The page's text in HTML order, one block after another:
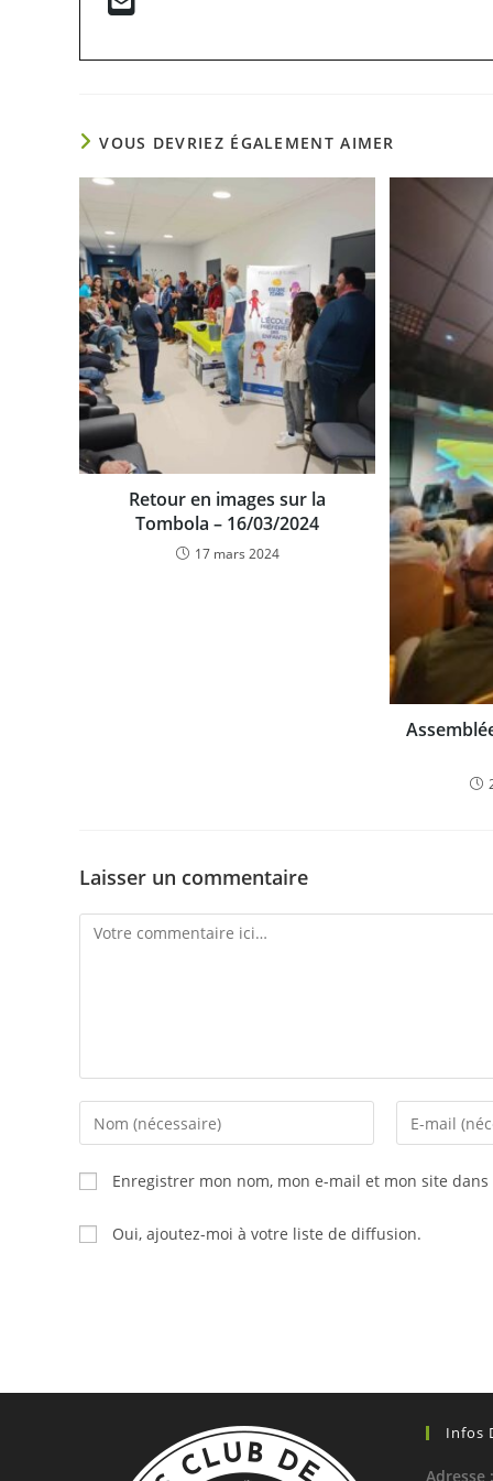
VOUS DEVRIEZ ÉGALEMENT AIMER
Retour en images sur la
Tombola – 16/03/2024
17 mars 2024
Laisser un commentaire
Comment
Enter
your
name
or
username
Enter
your
to
Enregistrer mon nom, mon e-mail et mon site
Oui, ajoutez-moi à votre liste de diffusion.
Infos
Adresse :